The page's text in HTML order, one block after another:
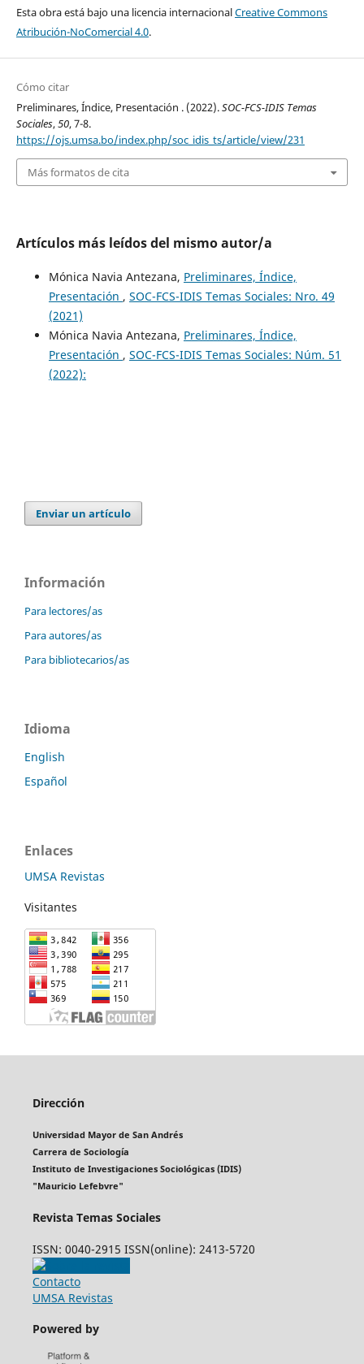
Esta obra está bajo una licencia internacionalCreative Commons
Atribución-NoComercial 4.0.
Cómo citar
Preliminares, Índice, Presentación . (2022).SOC-FCS-IDIS Temas
Sociales,50, 7-8.
https://ojs.umsa.bo/index.php/soc_idis_ts/article/view/231
Más formatos de cita
Artículos más leídos del mismo autor/a
Mónica Navia Antezana, Preliminares, Índice,
Presentación , SOC-FCS-IDIS Temas Sociales: Nro. 49
(2021)
Mónica Navia Antezana, Preliminares, Índice,
Presentación , SOC-FCS-IDIS Temas Sociales: Núm. 51
(2022):
Enviar un artículo
Información
Para lectores/as
Para autores/as
Para bibliotecarios/as
Idioma
English
Español
Enlaces
UMSA Revistas
Visitantes
Dirección
Universidad Mayor de San Andrés
Carrera de Sociología
Instituto de Investigaciones Sociológicas (IDIS)
"Mauricio Lefebvre"
Revista Temas Sociales
ISSN: 0040-2915 ISSN(online): 2413-5720
Contacto
UMSA Revistas
Powered by